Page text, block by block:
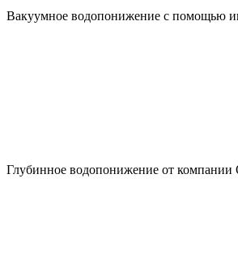
Вакуумное водопонижение с помощью
Глубинное водопонижение от